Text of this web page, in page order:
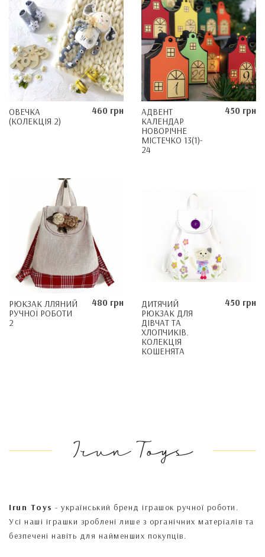
ОВЕЧКА
(КОЛЕКЦІЯ 2)
460 грн
АДВЕНТ
КАЛЕНДАР
НОВОРІЧНЕ
МІСТЕЧКО 13(1)-
24
450 грн
РЮКЗАК ЛЛЯНИЙ
РУЧНОЇ РОБОТИ
2
480 грн
ДИТЯЧИЙ
РЮКЗАК ДЛЯ
ДІВЧАТ ТА
ХЛОПЧИКІВ.
КОЛЕКЦІЯ
КОШЕНЯТА
450 грн
Irun Toys
Irun Toys - український бренд іграшок ручної роботи.
Усі наші іграшки зроблені лише з органічних матеріалів та
безпечені навіть для найменших покупців.